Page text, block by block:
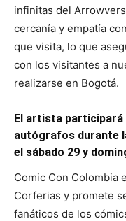
infinitas del
cercanía y empatía
que visita, lo que
con los visitantes a
realizarse en Bogotá.
El artista
autógrafos durante
el sábado 29 y
Comic Con Colombia
Corferias y promete
fanáticos de los